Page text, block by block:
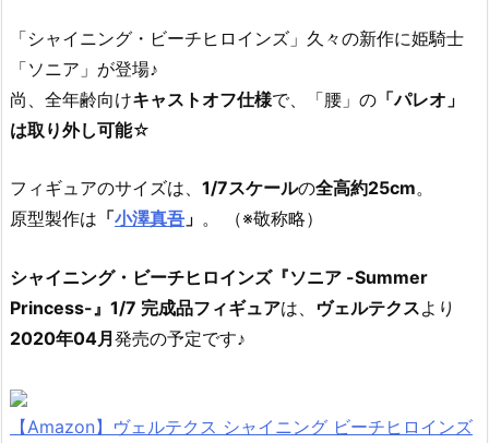
「シャイニング・ビーチヒロインズ」久々の新作に姫騎士
「ソニア」が登場♪
尚、全年齢向けキャストオフ仕様で、「腰」の 「パレオ」
は取り外し可能☆
フィギュアのサイズは、 1/7スケールの全高約25cm。
原型製作は 「小澤真吾 」 。 （※敬称略）
シャイニング・ビーチヒロインズ『ソニア -Summer
Princess-』1/7 完成品フィギュアは、 ヴェルテクスより
2020年04月発売の予定です♪
【Amazon】ヴェルテクス シャイニング ビーチヒロインズ